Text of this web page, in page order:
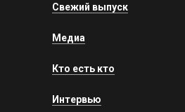
Свежий выпуск
Медиа
Кто есть кто
Интервью